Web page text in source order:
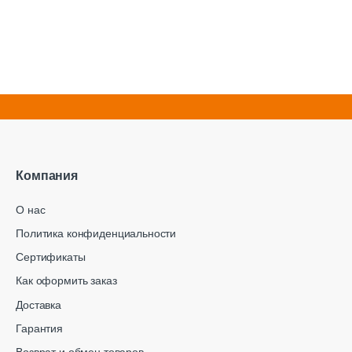
Компания
О нас
Политика конфиденциальности
Сертификаты
Как оформить заказ
Доставка
Гарантия